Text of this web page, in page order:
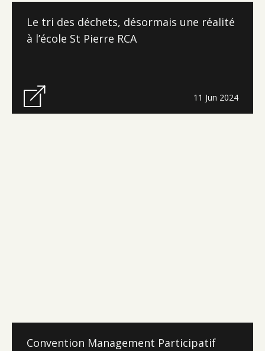
Le tri des déchets, désormais une réalité
à l’école St Pierre RCA
11 Jun 2024
Convention Management Participatif